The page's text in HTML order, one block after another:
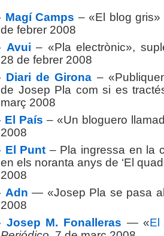
Magí Camps – «El blog gris»
de febrer 2008
Avui – «Pla electrònic»,
28 de febrer 2008
Diari de Girona – «
de Josep Pla com si es
març 2008
El País – «Un bloguero
2008
El Punt – Pla ingressa en la
en els noranta anys de ‘El
2008
Adn — «Josep Pla se pasa
2008
Josep M. Fonalleras — «El